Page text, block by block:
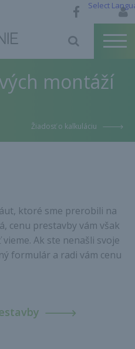
Select
montáží
Žiadosť o kalkuláciu
ktoré sme prerobili na
cenu prestavby vám však
Ak ste nenašli svoje
formulár a radi vám cenu